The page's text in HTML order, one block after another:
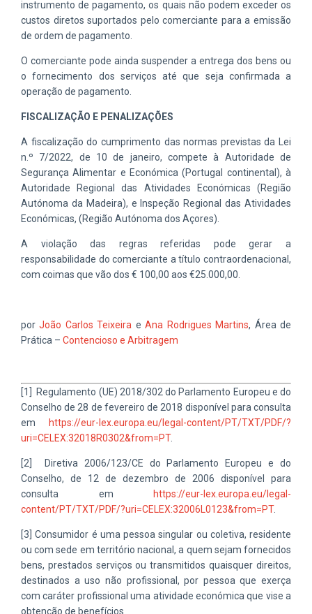
instrumento de pagamento, os quais não podem exceder os
custos diretos suportados pelo comerciante paraaemissão
de ordem de pagamento.
O comerciante pode ainda suspender a entrega dos bens ou
o fornecimento dos serviços até que seja confirmada a
operação de pagamento.
FISCALIZAÇÃO E PENALIZAÇÕES
A fiscalização do cumprimento das normas previstasda Lei
n.º 7/2022, de 10 de janeiro,compete à Autoridade de
Segurança Alimentar e Económica (Portugal continental), à
Autoridade Regional das Atividades Económicas (Região
Autónoma da Madeira), e Inspeção Regional das Atividades
Económicas, (Região Autónoma dos Açores).
A violação das regras referidas pode gerar a
responsabilidade do comerciante atítulocontraordenacional,
com coimas que vão dos € 100,00 aos €25.000,00.
porJoão Carlos Teixeira eAna Rodrigues Martins, Área de
Prática – Contencioso e Arbitragem
[1] Regulamento (UE) 2018/302 do Parlamento Europeu e do
Conselho de 28 de fevereiro de 2018 disponível para consulta
em
https://eur-lex.europa.eu/legal-content/PT/TXT/PDF/?
uri=CELEX:32018R0302&from=PT.
[2] Diretiva 2006/123/CE do Parlamento Europeu e do
Conselho, de 12 de dezembro de 2006 disponível para
consulta em
https://eur-lex.europa.eu/legal-
content/PT/TXT/PDF/?uri=CELEX:32006L0123&from=PT.
[3] Consumidor é uma pessoa singular ou coletiva, residente
ou com sede em território nacional, a quem sejam fornecidos
bens, prestados serviços ou transmitidos quaisquer direitos,
destinados a uso não profissional, por pessoa que exerça
com caráter profissional uma atividade económica que vise a
obtenção de benefícios.